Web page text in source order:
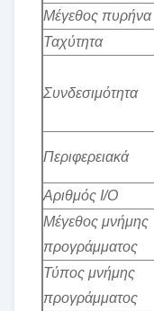
Μέγεθος πυρήνα
Ταχύτητα
Συνδεσιμότητα
Περιφερειακά
Αριθμός I/O
Μέγεθος μνήμης
προγράμματος
Τύπος μνήμης
προγράμματος